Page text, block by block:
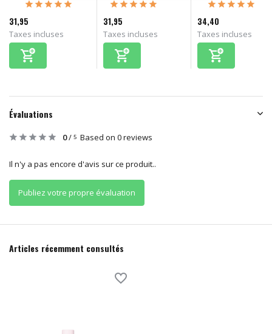
31,95
Taxes incluses
31,95
Taxes incluses
34,40
Taxes incluses
Évaluations
0/ 5 Based on 0 reviews
Il n'y a pas encore d'avis sur ce produit..
Publiez votre propre évaluation
Articles récemment consultés